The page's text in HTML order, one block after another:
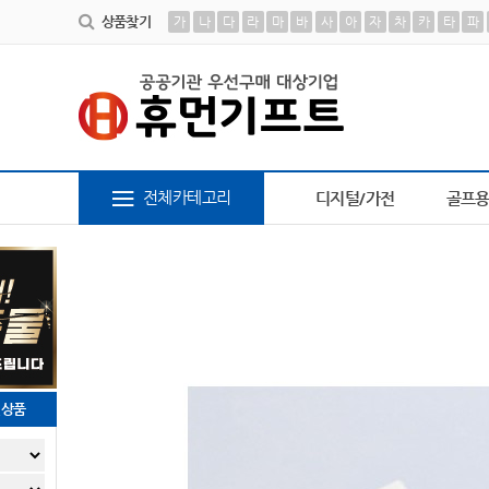
상품찾기 가 나 다 라 마 바 사 아 자 차 카 타 파
6 AP-100179
전체카테고리 디지털/가전 골프
품